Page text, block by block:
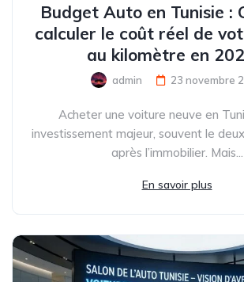
Budget Auto en Tunisie :
calculer le coût réel de
au kilomètre en
admin 23 novembre
Acheter une voiture neuve en
investissement majeur, souvent le
après l’immobilier. Mais...
En savoir plus